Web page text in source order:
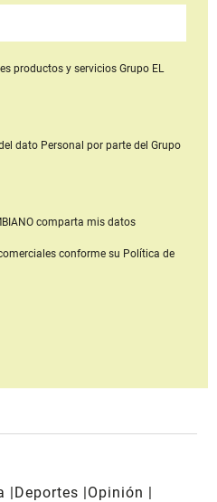
productos y serviciosGrupo EL
dato Personal por parte del Grupo
comparta mis datos
conforme su Política de
Deportes
Opinión